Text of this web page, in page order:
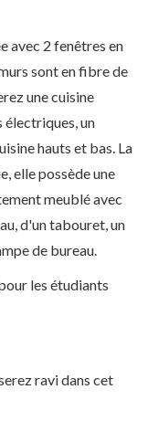
avec 2 fenêtres en
sont en fibre de
une cuisine
électriques, un
hauts et bas. La
elle possède une
meublé avec
d'un tabouret, un
de bureau.
les étudiants
ravi dans cet